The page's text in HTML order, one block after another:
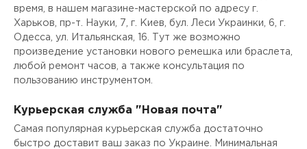
время, в нашем магазине-мастерской по адресу г.
Харьков, пр-т. Науки, 7, г. Киев, бул. Леси Украинки, 6, г.
Одесса, ул. Итальянская, 16. Тут же возможно
произведение установки нового ремешка или браслета,
любой ремонт часов, а также консультация по
пользованию инструментом.
Курьерская служба "Новая почта"
Самая популярная курьерская служба достаточно
быстро доставит ваш заказ по Украине. Минимальная